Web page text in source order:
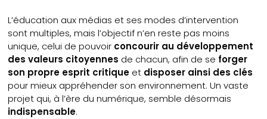
L’éducation aux médias et ses modes d’intervention
sont multiples, mais l’objectif n’en reste pas moins
unique, celui de pouvoir concourir au développement
des valeurs citoyennes de chacun, afin de se forger
son propre esprit critique et disposer ainsi des clés
pour mieux appréhender son environnement. Un vaste
projet qui, à l’ère du numérique, semble désormais
indispensable.